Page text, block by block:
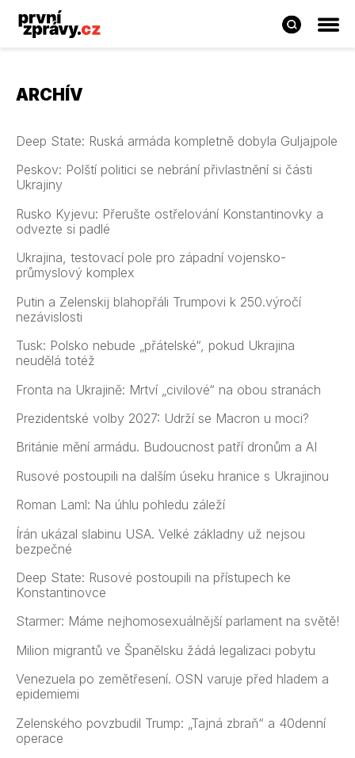
ARCHÍV
Deep State: Ruská armáda kompletně dobyla Guljajpole
Peskov: Polští politici se nebrání přivlastnění si části
Ukrajiny
Rusko Kyjevu: Přerušte ostřelování Konstantinovky a
odvezte si padlé
Ukrajina, testovací pole pro západní vojensko-
průmyslový komplex
Putin a Zelenskij blahopřáli Trumpovi k 250.výročí
nezávislosti
Tusk: Polsko nebude „přátelské“, pokud Ukrajina
neudělá totéž
Fronta na Ukrajině: Mrtví „civilové“ na obou stranách
Prezidentské volby 2027: Udrží se Macron u moci?
Británie mění armádu. Budoucnost patří dronům a AI
Rusové postoupili na dalším úseku hranice s Ukrajinou
Roman Laml: Na úhlu pohledu záleží
Írán ukázal slabinu USA. Velké základny už nejsou
bezpečné
Deep State: Rusové postoupili na přístupech ke
Konstantinovce
Starmer: Máme nejhomosexuálnější parlament na světě!
Milion migrantů ve Španělsku žádá legalizaci pobytu
Venezuela po zemětřesení. OSN varuje před hladem a
epidemiemi
Zelenského povzbudil Trump: „Tajná zbraň“ a 40denní
operace